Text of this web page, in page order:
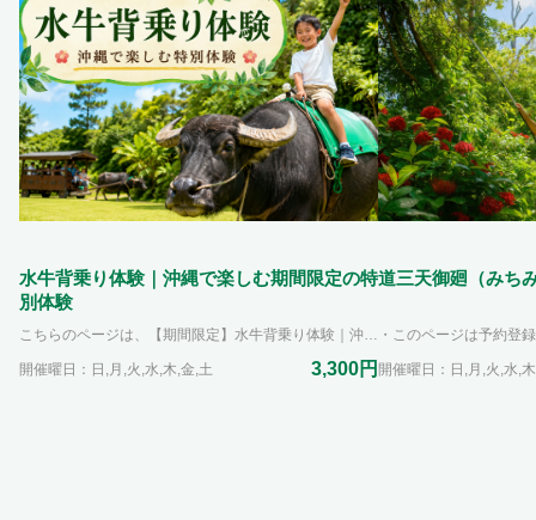
水牛背乗り体験｜沖縄で楽しむ期間限定の特
別体験
こちらのページは、【期間限定】水牛背乗り体験｜沖縄で楽しむ期間限定の特別体験の予約登録ページです。 体験の詳細・最新情報は、ビオスの丘 公式HP（予約特別体験ページ）をご参照ください。 https://www.bios-hill.co.jp/special/16022/ 実施期間： ～ 2026/09/30（水） 開始時間：①10:00 /10:15/10:30/10:45/ ②15:00/15:15/15:30/15:45 所要時間：約10分（乗り降り含む） 料金：3,300円（税込）3,000円(税抜)／1名1回 定員：1日8回×各回1名（最大8名）※先着・枠が埋まり次第予約終了 兄弟は人数分の枠を選んで予約を、お願います。 重要：体験料金に入園料は含まれません（特別体験（体験料3,300円＋入園料）
開催曜日：日,月,火,水,木,金,土 3,300円
道三天御廻（みち
開催曜日：日,月,火,水,